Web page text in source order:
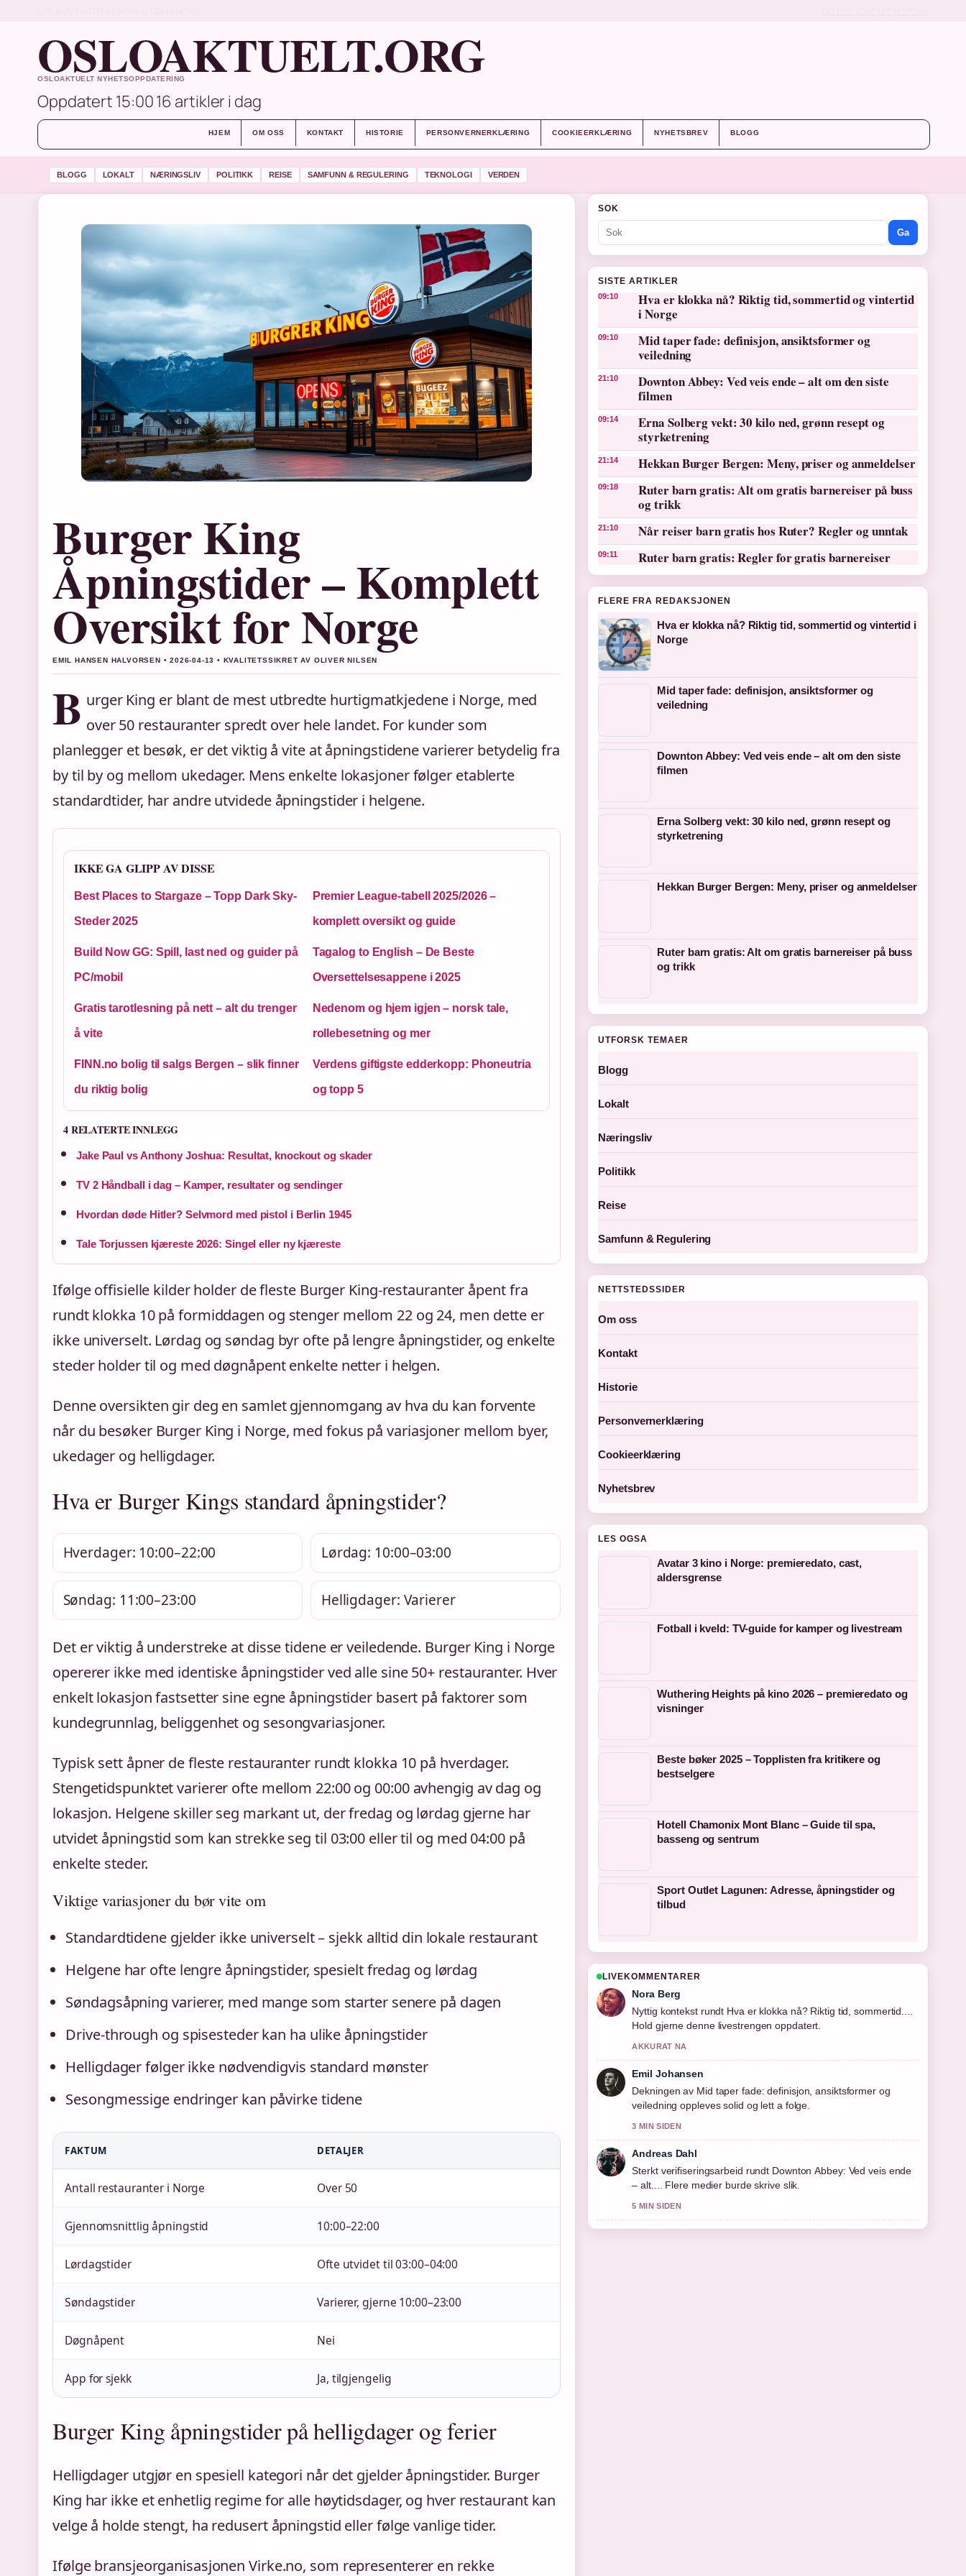
OSLOAKTUELT.ORG
OSLOAKTUELT NYHETSOPPDATERING
Oppdatert 15:0016 artikler i dag
HJEM OM OSS KONTAKT HISTORIE PERSONVERNERKLÆRING COOKIEERKLÆRING NYHETSBREV BLOGG
BLOGG LOKALT NÆRINGSLIV POLITIKK REISE SAMFUNN & REGULERING TEKNOLOGI VERDEN
Burger King
Åpningstider – Komplett
Oversikt for Norge
EMIL HANSEN HALVORSEN • 2026-04-13 • KVALITETSSIKRET AV OLIVER NILSEN
B urger King er blant de mest utbredte hurtigmatkjedene i Norge, med
over 50 restauranter spredt over hele landet. For kunder som
planlegger et besøk, er det viktig å vite at åpningstidene varierer betydelig fra
by til by og mellom ukedager. Mens enkelte lokasjoner følger etablerte
standardtider, har andre utvidede åpningstider i helgene.
IKKE GA GLIPP AV DISSE
Best Places to Stargaze – Topp Dark Sky-
Steder 2025
Premier League-tabell 2025/2026 –
komplett oversikt og guide
Build Now GG: Spill, last ned og guider på
PC/mobil
Tagalog to English – De Beste
Oversettelsesappene i 2025
Gratis tarotlesning på nett – alt du trenger
å vite
Nedenom og hjem igjen – norsk tale,
rollebesetning og mer
FINN.no bolig til salgs Bergen – slik finner
du riktig bolig
Verdens giftigste edderkopp: Phoneutria
og topp 5
4 RELATERTE INNLEGG
Jake Paul vs Anthony Joshua: Resultat, knockout og skader
TV 2 Håndball i dag – Kamper, resultater og sendinger
Hvordan døde Hitler? Selvmord med pistol i Berlin 1945
Tale Torjussen kjæreste 2026: Singel eller ny kjæreste
Ifølge offisielle kilder holder de fleste Burger King-restauranter åpent fra
rundt klokka 10 på formiddagen og stenger mellom 22 og 24, men dette er
ikke universelt. Lørdag og søndag byr ofte på lengre åpningstider, og enkelte
steder holder til og med døgnåpent enkelte netter i helgen.
Denne oversikten gir deg en samlet gjennomgang av hva du kan forvente
når du besøker Burger King i Norge, med fokus på variasjoner mellom byer,
ukedager og helligdager.
Hva er Burger Kings standard åpningstider?
Hverdager: 10:00–22:00 Lørdag: 10:00–03:00
Søndag: 11:00–23:00 Helligdager: Varierer
Det er viktig å understreke at disse tidene er veiledende. Burger King i Norge
opererer ikke med identiske åpningstider ved alle sine 50+ restauranter. Hver
enkelt lokasjon fastsetter sine egne åpningstider basert på faktorer som
kundegrunnlag, beliggenhet og sesongvariasjoner.
Typisk sett åpner de fleste restauranter rundt klokka 10 på hverdager.
Stengetidspunktet varierer ofte mellom 22:00 og 00:00 avhengig av dag og
lokasjon. Helgene skiller seg markant ut, der fredag og lørdag gjerne har
utvidet åpningstid som kan strekke seg til 03:00 eller til og med 04:00 på
enkelte steder.
Viktige variasjoner du bør vite om
Standardtidene gjelder ikke universelt – sjekk alltid din lokale restaurant
Helgene har ofte lengre åpningstider, spesielt fredag og lørdag
Søndagsåpning varierer, med mange som starter senere på dagen
Drive-through og spisesteder kan ha ulike åpningstider
Helligdager følger ikke nødvendigvis standard mønster
Sesongmessige endringer kan påvirke tidene
FAKTUM DETALJER
Antall restauranter i Norge Over 50
Gjennomsnittlig åpningstid 10:00–22:00
Lørdagstider Ofte utvidet til 03:00–04:00
Søndagstider Varierer, gjerne 10:00–23:00
Døgnåpent Nei
App for sjekk Ja, tilgjengelig
Burger King åpningstider på helligdager og ferier
Helligdager utgjør en spesiell kategori når det gjelder åpningstider. Burger
King har ikke et enhetlig regime for alle høytidsdager, og hver restaurant kan
velge å holde stengt, ha redusert åpningstid eller følge vanlige tider.
Ifølge bransjeorganisasjonen Virke.no, som representerer en rekke
SOK
Ga
SISTE ARTIKLER
09:10
Hva er klokka nå? Riktig tid, sommertid og vintertid
i Norge
09:10
Mid taper fade: definisjon, ansiktsformer og
veiledning
21:10
Downton Abbey: Ved veis ende – alt om den siste
filmen
09:14
Erna Solberg vekt: 30 kilo ned, grønn resept og
styrketrening
21:14 Hekkan Burger Bergen: Meny, priser og anmeldelser
09:18
Ruter barn gratis: Alt om gratis barnereiser på buss
og trikk
21:10 Når reiser barn gratis hos Ruter? Regler og unntak
09:11 Ruter barn gratis: Regler for gratis barnereiser
FLERE FRA REDAKSJONEN
Hva er klokka nå? Riktig tid, sommertid og vintertid i
Norge
Mid taper fade: definisjon, ansiktsformer og
veiledning
Downton Abbey: Ved veis ende – alt om den siste
filmen
Erna Solberg vekt: 30 kilo ned, grønn resept og
styrketrening
Hekkan Burger Bergen: Meny, priser og anmeldelser
Ruter barn gratis: Alt om gratis barnereiser på buss
og trikk
UTFORSK TEMAER
Blogg
Lokalt
Næringsliv
Politikk
Reise
Samfunn & Regulering
NETTSTEDSSIDER
Om oss
Kontakt
Historie
Personvernerklæring
Cookieerklæring
Nyhetsbrev
LES OGSA
Avatar 3 kino i Norge: premieredato, cast,
aldersgrense
Fotball i kveld: TV-guide for kamper og livestream
Wuthering Heights på kino 2026 – premieredato og
visninger
Beste bøker 2025 – Topplisten fra kritikere og
bestselgere
Hotell Chamonix Mont Blanc – Guide til spa,
basseng og sentrum
Sport Outlet Lagunen: Adresse, åpningstider og
tilbud
LIVEKOMMENTARER
Nora Berg
Nyttig kontekst rundt Hva er klokka nå? Riktig tid, sommertid....
Hold gjerne denne livestrengen oppdatert.
AKKURAT NA
Emil Johansen
Dekningen av Mid taper fade: definisjon, ansiktsformer og
veiledning oppleves solid og lett a folge.
3 MIN SIDEN
Andreas Dahl
Sterkt verifiseringsarbeid rundt Downton Abbey: Ved veis ende
– alt.... Flere medier burde skrive slik.
5 MIN SIDEN